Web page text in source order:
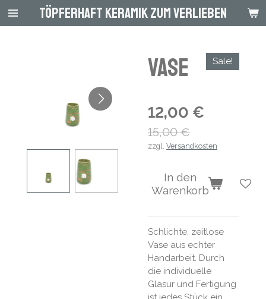
Zum
Hauptinhalt
Töpferhaft Keramik zum Verlieben
Vase Sale!
12,00 €
15,00 €
zzgl. Versandkosten
In den
Warenkorb
Schlichte, zeitlose
Vase aus echter
Handarbeit. Durch
die individuelle
Glasur und Fertigung